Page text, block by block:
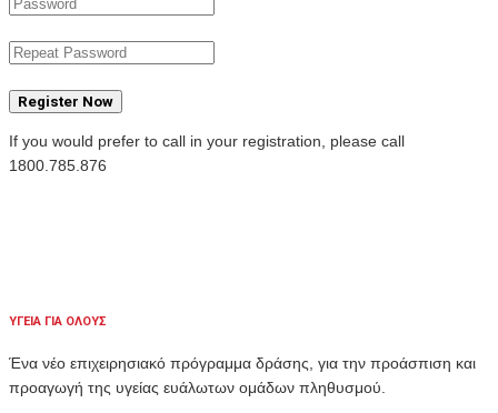
Register Now
If you would prefer to call in your registration, please call
1800.785.876
ΥΓΕΙΑ ΓΙΑ ΟΛΟΥΣ
Ένα νέο επιχειρησιακό πρόγραμμα δράσης, για την προάσπιση και
προαγωγή της υγείας ευάλωτων ομάδων πληθυσμού.